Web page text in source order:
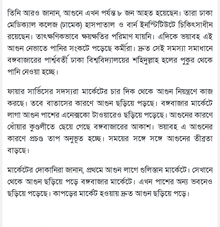
তিনি আরও জানান, আগুনে এখন পর্যন্ত ৮ জন আহত হয়েছেন। তারা ঢাকা
মেডিক্যাল কলেজ (ঢামেক) হাসপাতাল ও বার্ন ইনস্টিটিউটে চিকিৎসাধীন
রয়েছেন। তাৎক্ষণিকভাবে ক্ষয়ক্ষতির পরিমাণ যায়নি। এদিকে ভয়াবহ এই
আগুন নেভাতে পানির সংকটে পড়েছে কর্মীরা। দ্রুত সেই সমস্যা সমাধানে
বঙ্গবাজারের পার্শ্ববর্তী ঢাকা বিশ্ববিদ্যালয়ের শহিদুল্লাহ হলের পুকুর থেকে
পানি নেওয়া হচ্ছে।
ফায়ার সার্ভিসের সদস্যরা মার্কেটের চার দিক থেকে আগুন নিয়ন্ত্রণে কাজ
করছে। তবে বাতাসের কারণে আগুন ছড়িয়ে পড়ছে। বঙ্গবাজার মার্কেটে
লাগা আগুন পাশের এনেক্সকো টাওয়ারেও ছড়িয়ে পড়েছে। আগুনের কারণে
ধোঁয়ার কুণ্ডলীতে ছেয়ে গেছে বঙ্গবাজারের আকাশ। ভয়াবহ এ আগুনের
কারণে প্রচণ্ড তাপ অনুভূত হচ্ছে। সময়ের সঙ্গে সঙ্গে আগুনের তীব্রতা
বাড়ছে।
মার্কেটের দোকানিরা জানান, প্রথমে আগুন লাগে গুলিস্তান মার্কেটে। সেখানে
থেকে আগুন ছড়িয়ে পড়ে বঙ্গবাজার মার্কেটে। এখন পাশের অন্য ভবনেও
ছড়িয়ে পড়েছে। কাপড়ের মার্কেট হওয়ায় দ্রুত আগুন ছড়িয়ে পড়ে।